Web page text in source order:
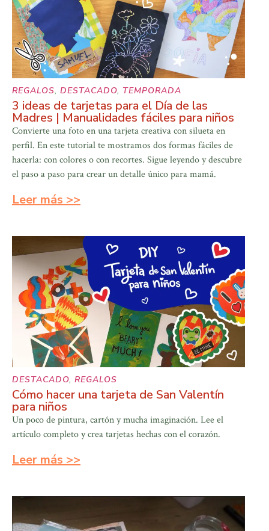
REGALOS, DESTACADO, TEMPORADA
3 ideas de tarjetas para el Día de las
Madres | Manualidades fáciles para niños
Convierte una foto en una tarjeta creativa con silueta en
perfil. En este tutorial te mostramos dos formas fáciles de
hacerla: con colores o con recortes. Sigue leyendo y descubre
el paso a paso para crear un detalle único para mamá.
Leer más >>
DESTACADO, REGALOS
Cómo hacer una tarjeta de San Valentín
para niños
Un poco de pintura, cartón y mucha imaginación. Lee el
artículo completo y crea tarjetas hechas con el corazón.
Leer más >>